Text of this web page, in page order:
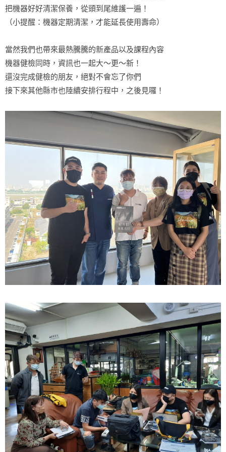
把機器好好清潔保養，從頭到尾維護一遍！
（小提醒：機器定期清潔，才能延長使用壽命）
當然我們也帶來最熱騰騰的新產品以及課程內容
機器健檢同時，資訊也一起大～更～新！
還沒完成健檢的朋友，絕對不會忘了你們
接下來其他縣市也陸續安排行程中，之後見囉！